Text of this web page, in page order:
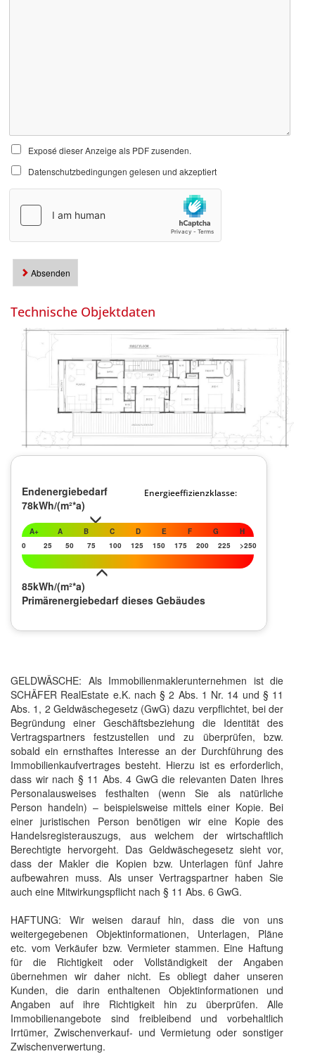
Exposé dieser Anzeige als PDF zusenden.
Datenschutzbedingungen gelesen und akzeptiert
Absenden
Technische Objektdaten
Endenergiebedarf
78kWh/(m²*a)
Energieeffizienzklasse:
A+ A B C D E F G
H
0
25 50 75 100 125 150 175 200 225 >250
85kWh/(m²*a)
Primärenergiebedarf dieses Gebäudes
GELDWÄSCHE: Als Immobilienmaklerunternehmen ist die
SCHÄFER RealEstate e.K. nach § 2 Abs. 1 Nr. 14 und § 11
Abs. 1, 2 Geldwäschegesetz (GwG) dazu verpflichtet, bei der
Begründung einer Geschäftsbeziehung die Identität des
Vertragspartners festzustellen und zu überprüfen, bzw.
sobald ein ernsthaftes Interesse an der Durchführung des
Immobilienkaufvertrages besteht. Hierzu ist es erforderlich,
dass wir nach § 11 Abs. 4 GwG die relevanten Daten Ihres
Personalausweises festhalten (wenn Sie als natürliche
Person handeln) – beispielsweise mittels einer Kopie. Bei
einer juristischen Person benötigen wir eine Kopie des
Handelsregisterauszugs, aus welchem der wirtschaftlich
Berechtigte hervorgeht. Das Geldwäschegesetz sieht vor,
dass der Makler die Kopien bzw. Unterlagen fünf Jahre
aufbewahren muss. Als unser Vertragspartner haben Sie
auch eine Mitwirkungspflicht nach § 11 Abs. 6 GwG.
HAFTUNG: Wir weisen darauf hin, dass die von uns
weitergegebenen Objektinformationen, Unterlagen, Pläne
etc. vom Verkäufer bzw. Vermieter stammen. Eine Haftung
für die Richtigkeit oder Vollständigkeit der Angaben
übernehmen wir daher nicht. Es obliegt daher unseren
Kunden, die darin enthaltenen Objektinformationen und
Angaben auf ihre Richtigkeit hin zu überprüfen. Alle
Immobilienangebote sind freibleibend und vorbehaltlich
Irrtümer, Zwischenverkauf- und Vermietung oder sonstiger
Zwischenverwertung.